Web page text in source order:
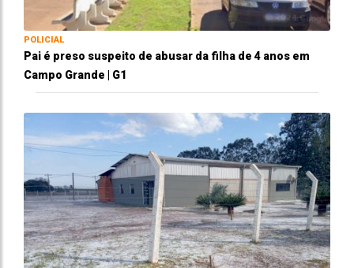
POLICIAL
Pai é preso suspeito de abusar da filha de 4 anos em
Campo Grande | G1